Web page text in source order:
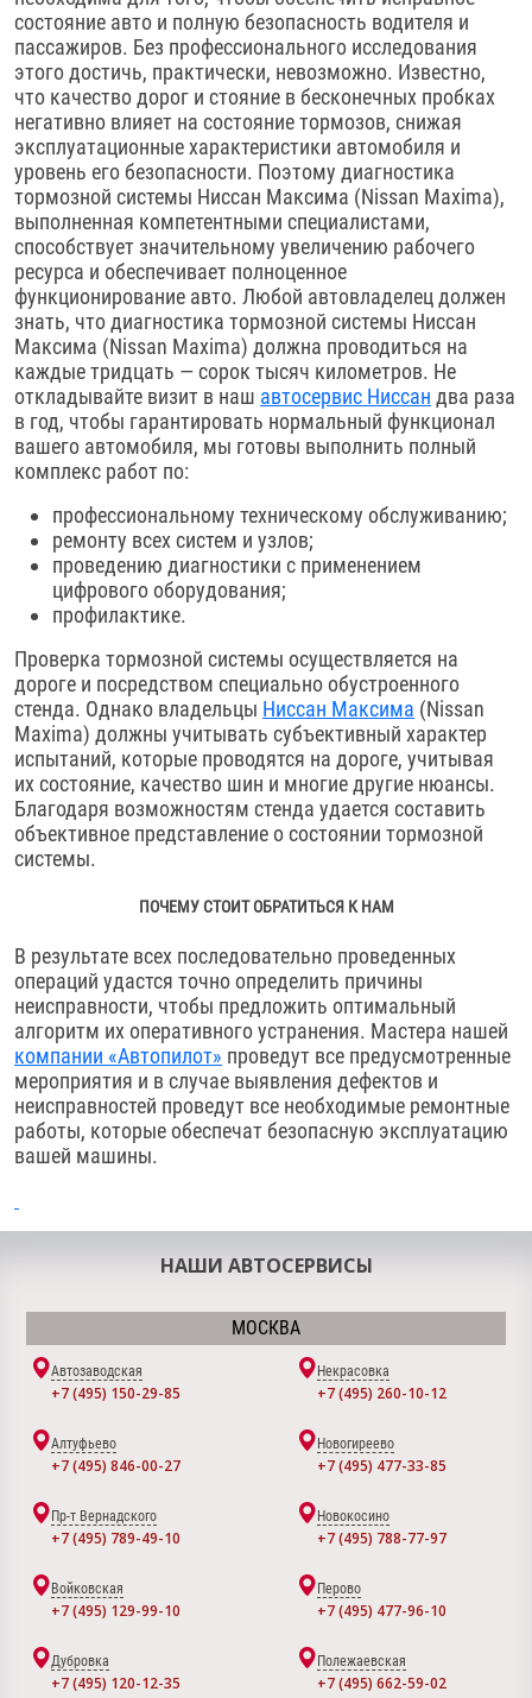
состояние авто и полную безопасность водителя и
пассажиров. Без профессионального исследования
этого достичь, практически, невозможно. Известно,
что качество дорог и стояние в бесконечных пробках
негативно влияет на состояние тормозов, снижая
эксплуатационные характеристики автомобиля и
уровень его безопасности. Поэтому диагностика
тормозной системы Ниссан Максима (Nissan Maxima),
выполненная компетентными специалистами,
способствует значительному увеличению рабочего
ресурса и обеспечивает полноценное
функционирование авто. Любой автовладелец должен
знать, что диагностика тормозной системы Ниссан
Максима (Nissan Maxima) должна проводиться на
каждые тридцать — сорок тысяч километров. Не
откладывайте визит в наш автосервис Ниссан два раза
в год, чтобы гарантировать нормальный функционал
вашего автомобиля, мы готовы выполнить полный
комплекс работ по:
профессиональному техническому обслуживанию;
ремонту всех систем и узлов;
проведению диагностики с применением
цифрового оборудования;
профилактике.
Проверка тормозной системы осуществляется на
дороге и посредством специально обустроенного
стенда. Однако владельцы Ниссан Максима (Nissan
Maxima) должны учитывать субъективный характер
испытаний, которые проводятся на дороге, учитывая
их состояние, качество шин и многие другие нюансы.
Благодаря возможностям стенда удается составить
объективное представление о состоянии тормозной
системы.
ПОЧЕМУ СТОИТ ОБРАТИТЬСЯ К НАМ
В результате всех последовательно проведенных
операций удастся точно определить причины
неисправности, чтобы предложить оптимальный
алгоритм их оперативного устранения. Мастера нашей
компании «Автопилот» проведут все предусмотренные
мероприятия и в случае выявления дефектов и
неисправностей проведут все необходимые ремонтные
работы, которые обеспечат безопасную эксплуатацию
вашей машины.
НАШИ АВТОСЕРВИСЫ
МОСКВА
Автозаводская
+7 (495) 150-29-85
Некрасовка
+7 (495) 260-10-12
Алтуфьево
+7 (495) 846-00-27
Новогиреево
+7 (495) 477-33-85
Пр-т Вернадского
+7 (495) 789-49-10
Новокосино
+7 (495) 788-77-97
Войковская
+7 (495) 129-99-10
Перово
+7 (495) 477-96-10
Дубровка
+7 (495) 120-12-35
Полежаевская
+7 (495) 662-59-02